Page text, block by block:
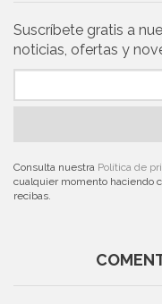
Suscríbete gratis a
noticias, ofertas y
Consulta nuestra Política de
cualquier momento haciendo
recibas.